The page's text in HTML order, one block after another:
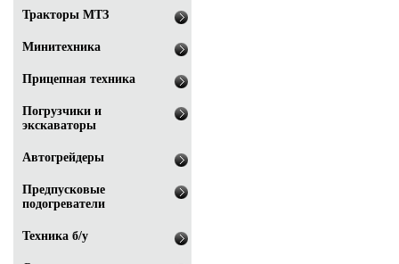
Тракторы МТЗ
Минитехника
Прицепная техника
Погрузчики и
экскаваторы
Автогрейдеры
Предпусковые
подогреватели
Техника б/у